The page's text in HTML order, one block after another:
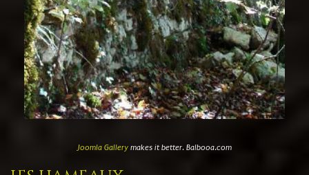
Joomla Gallerymakes it better. Balbooa.com